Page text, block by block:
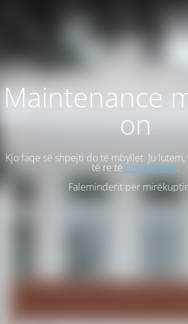
Maintenance
on
Kjo faqe së shpejti do të mbyllet. Ju lutem,
të re të Universitetit.
Faleminderit për